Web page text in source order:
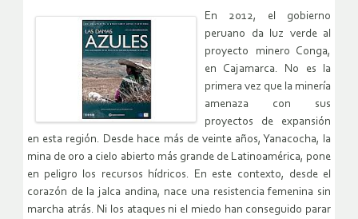
En 2012, el gobierno
peruano da luz verde al
proyecto minero Conga,
en Cajamarca. No es la
primera vez que la minería
amenaza con sus
proyectos de expansión
en esta región. Desde hace más de veinte años, Yanacocha, la
mina de oro a cielo abierto más grande de Latinoamérica, pone
en peligro los recursos hídricos. En este contexto, desde el
corazón de la jalca andina, nace una resistencia femenina sin
marcha atrás. Ni los ataques ni el miedo han conseguido parar